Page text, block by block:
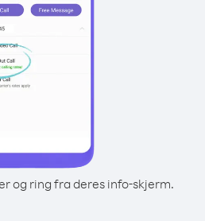
og ring fra deres info-skjerm.